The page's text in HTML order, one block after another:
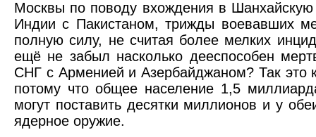
Москвы по поводу вхождения в Шанхайскую
Индии с Пакистаном, трижды воевавших
полную силу, не считая более мелких
ещё не забыл насколько дееспособен
СНГ с Арменией и Азербайджаном? Так это
потому что общее население 1,5
могут поставить десятки миллионов и у
ядерное оружие.